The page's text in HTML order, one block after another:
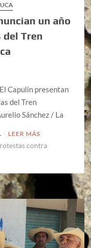
un año
Tren
Capulín presentan
del Tren
Sánchez / La
LEER MÁS
contra